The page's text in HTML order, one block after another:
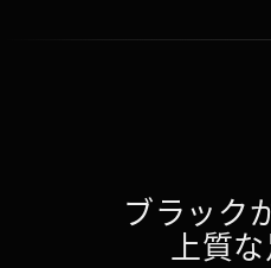
ブラック
上質